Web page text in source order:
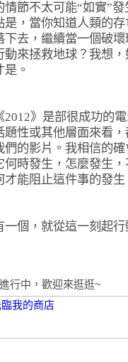
情節不太可能“如實”發
是，當你知道人類的
下去，繼續當一個破
動來拯救地球？我想
是。
2012》是部很成功的
題性或其他層面來看
們的影片。我相信的
何時發生，怎麼發生
才能阻止這件事的發
一個，就從這一刻起行
行中，歡迎來逛逛~